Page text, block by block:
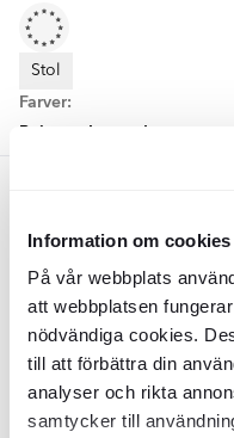
Information om
På vår webbplats
att webbplatsen
nödvändiga cookies.
till att förbättra din
analyser och rikta
samtycker till
Stol
Farver:
Beige
Lyserød
StolCutzoBeige
INZV1529
Overflade: Matt
Materiale: Polyester, Järn
1309DKK 2297DKK-43%
TILFØJ TIL KURV